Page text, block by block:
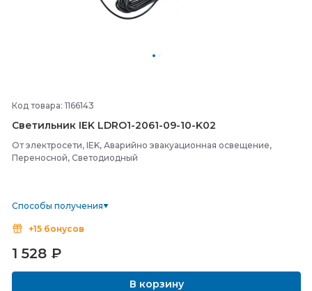
Код товара: 1166143
Светильник IEK LDRO1-2061-09-10-K02
От электросети, IEK, Аварийно эвакуационная освещение,
Переносной, Светодиодный
Способы получения
+15 бонусов
1 528 ₽
В корзину